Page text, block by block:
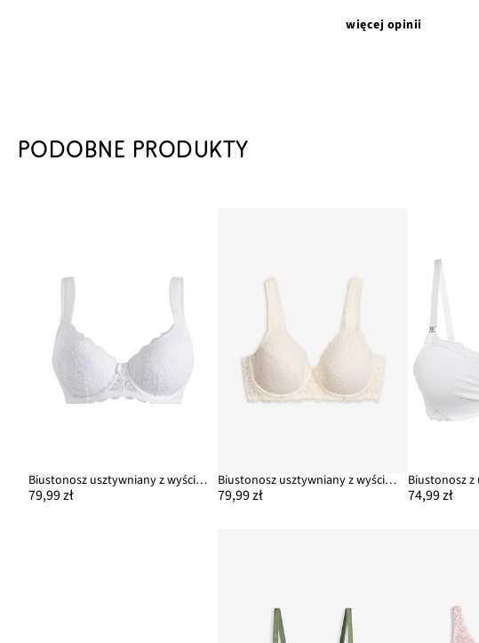
więcej opinii
PODOBNE PRODUKTY
Biustonosz usztywniany z wyściełanymi ramiączkami
79,99 zł
Biustonosz usztywniany z wyściełanymi ramiączkami
79,99 zł 74,99 zł